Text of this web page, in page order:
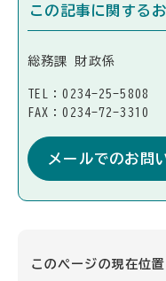
この記事に関する
総務課 財政係
TEL：0234-25-5808
FAX：0234-72-3310
メールでのお問
このページの現在位置